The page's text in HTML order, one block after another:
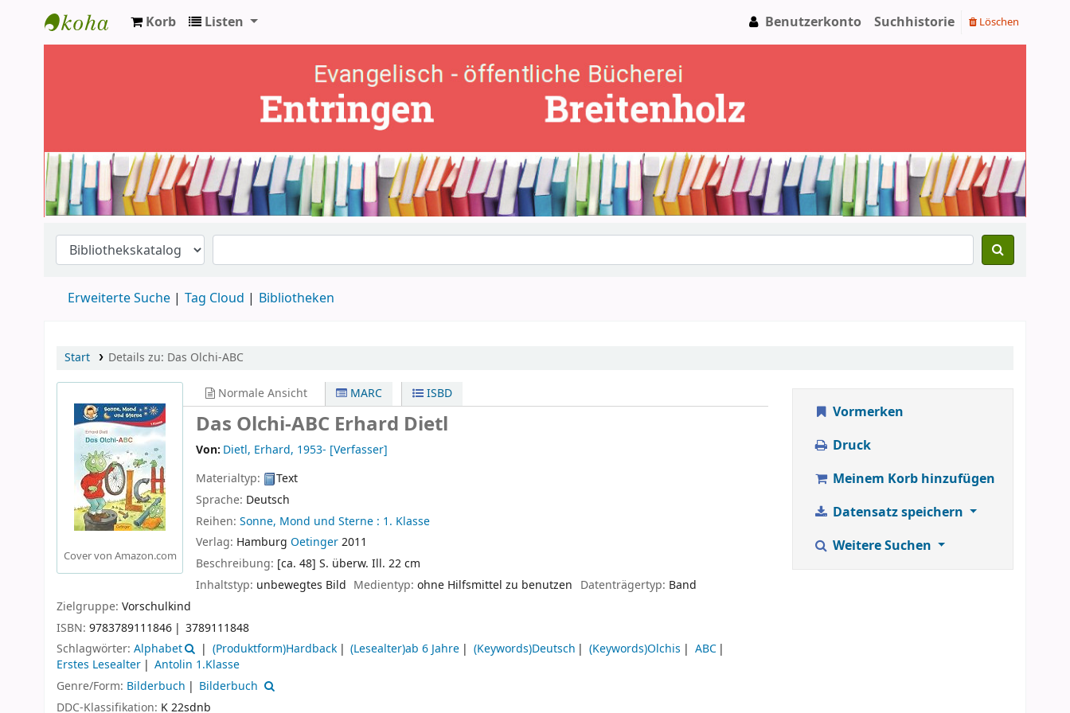
Ev. Bücherei Entringen
Korb Listen Benutzerkonto Suchhistorie Löschen
Erweiterte Suche Tag Cloud Bibliotheken
Start Details zu: Das Olchi-ABC
Cover von Amazon.com
Normale Ansicht MARC ISBD
Das Olchi-ABC Erhard Dietl
Von: Dietl, Erhard, 1953- [Verfasser]
Materialtyp:
Text
Sprache: Deutsch
Reihen: Sonne, Mond und Sterne : 1. Klasse
Verlag: Hamburg Oetinger2011
Beschreibung: [ca. 48] S. überw. Ill. 22 cm
Inhaltstyp: unbewegtes Bild Medientyp:ohne Hilfsmittel zu benutzen Datenträgertyp: Band
Zielgruppe: Vorschulkind
ISBN: 9783789111846
3789111848
Schlagwörter: Alphabet (Produktform)Hardback (Lesealter)ab 6 Jahre (Keywords)Deutsch (Keywords)Olchis
ABC
Erstes Lesealter
Antolin 1.Klasse
Genre/Form: Bilderbuch
Bilderbuch
DDC-Klassifikation: K 22sdnb
Vormerken
Druck
Meinem Korb hinzufügen
Datensatz speichern
Weitere Suchen